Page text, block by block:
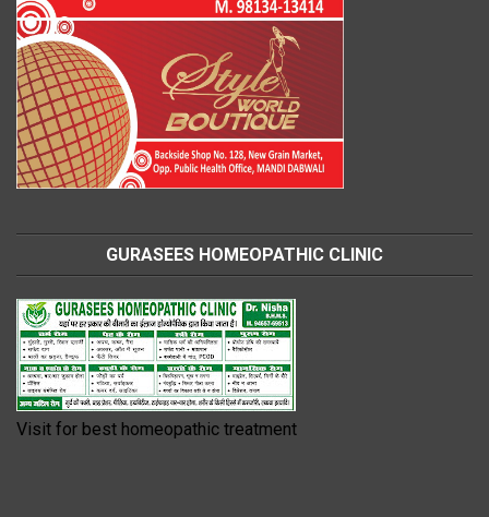
GURASEES HOMEOPATHIC CLINIC
Visit for best homeopathic treatment